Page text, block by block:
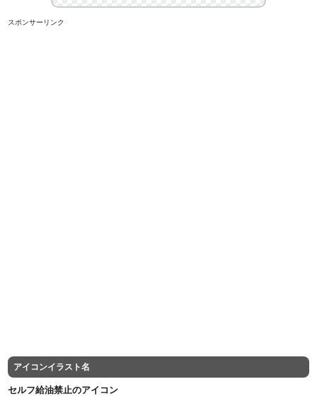
スポンサーリンク
アイコンイラスト名
セルフ給油禁止のアイコン